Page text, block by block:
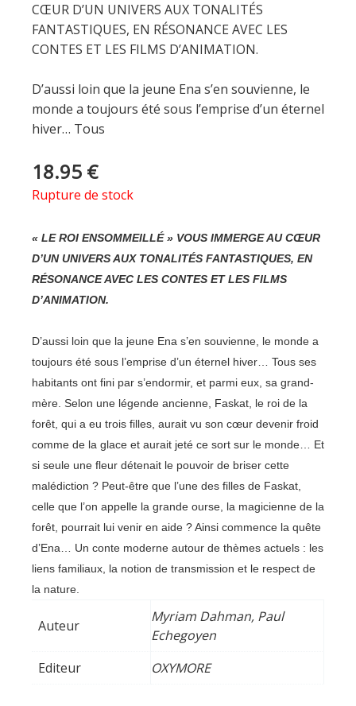
CŒUR D’UN UNIVERS AUX TONALITÉS
FANTASTIQUES, EN RÉSONANCE AVEC LES
CONTES ET LES FILMS D’ANIMATION.
D’aussi loin que la jeune Ena s’en souvienne, le
monde a toujours été sous l’emprise d’un éternel
hiver… Tous
18.95 €
Rupture de stock
« LE ROI ENSOMMEILLÉ » VOUS IMMERGE AU CŒUR
D’UN UNIVERS AUX TONALITÉS FANTASTIQUES, EN
RÉSONANCE AVEC LES CONTES ET LES FILMS
D’ANIMATION.
D’aussi loin que la jeune Ena s’en souvienne, le monde a
toujours été sous l’emprise d’un éternel hiver… Tous ses
habitants ont fini par s’endormir, et parmi eux, sa grand-
mère. Selon une légende ancienne, Faskat, le roi de la
forêt, qui a eu trois filles, aurait vu son cœur devenir froid
comme de la glace et aurait jeté ce sort sur le monde… Et
si seule une fleur détenait le pouvoir de briser cette
malédiction ? Peut-être que l’une des filles de Faskat,
celle que l’on appelle la grande ourse, la magicienne de la
forêt, pourrait lui venir en aide ? Ainsi commence la quête
d’Ena… Un conte moderne autour de thèmes actuels : les
liens familiaux, la notion de transmission et le respect de
la nature.
Auteur
Myriam Dahman, Paul
Echegoyen
Editeur
OXYMORE